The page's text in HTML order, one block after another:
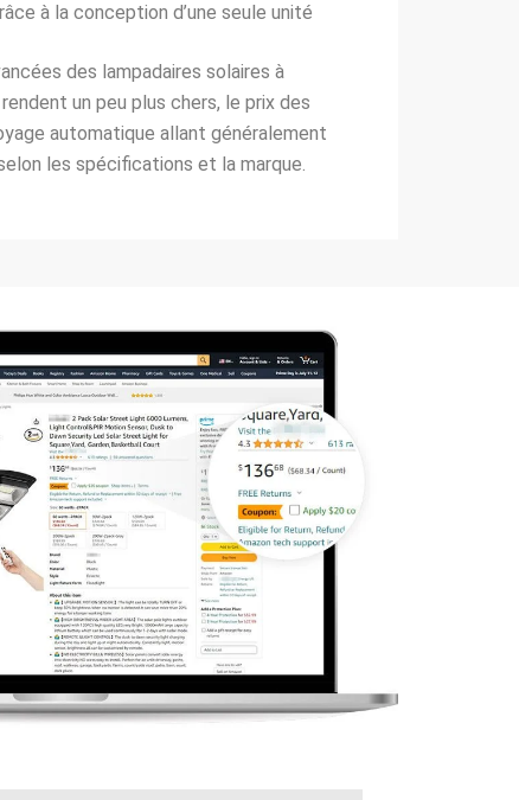
à la conception d’une seule unité
des lampadaires solaires à
un peu plus chers, le prix des
automatique allant généralement
les spécifications et la marque.